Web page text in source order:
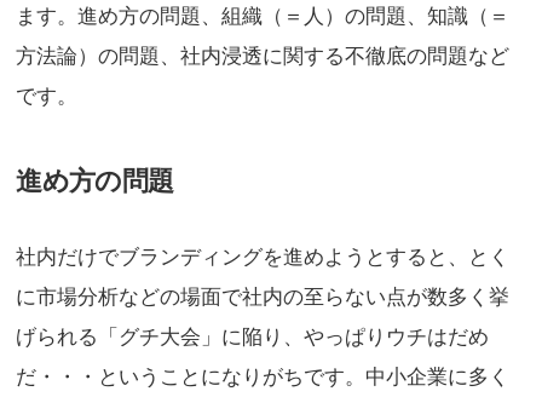
ます。進め方の問題、組織（＝人）の問題、知識（＝
方法論）の問題、社内浸透に関する不徹底の問題など
です。
進め方の問題
社内だけでブランディングを進めようとすると、とく
に市場分析などの場面で社内の至らない点が数多く挙
げられる「グチ大会」に陥り、やっぱりウチはだめ
だ・・・ということになりがちです。中小企業に多く